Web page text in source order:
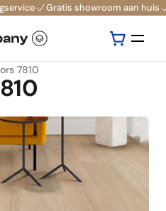
Gratis showroom aan huis
7810